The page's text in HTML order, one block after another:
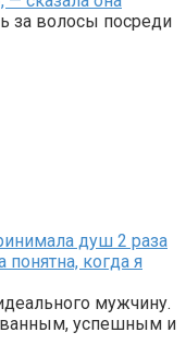
за волосы посреди
душ 2 раза
понятна, когда я
мужчину.
успешным и